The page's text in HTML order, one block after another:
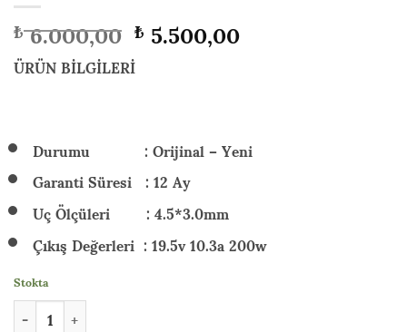
₺6.000,00 Orijinal
fiyat:
₺ 6.000,00.
₺5.500,00Şuandaki
ÜRÜN BİLGİLERİ
Durumu : Orijinal – Yeni
Garanti Süresi : 12 Ay
Uç Ölçüleri : 4.5*3.0mm
Çıkış Değerleri : 19.5v 10.3a 200w
Stokta
HP Victus Gaming 15-fa2020nt (C21SHEA) 200w Orijinal